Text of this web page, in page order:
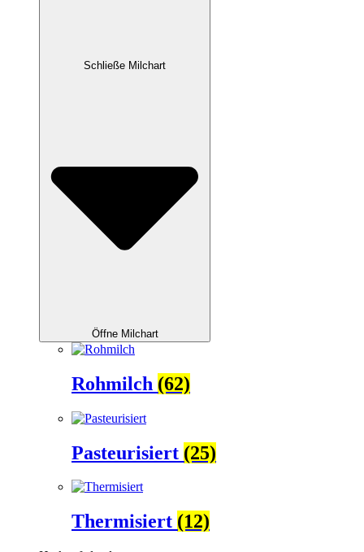
Schließe Milchart
Öffne Milchart
Rohmilch (62)
Pasteurisiert (25)
Thermisiert (12)